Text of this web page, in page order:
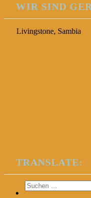
WIR SIND
Livingstone, Sambia
TRANSLATE:
Suchen
nach: